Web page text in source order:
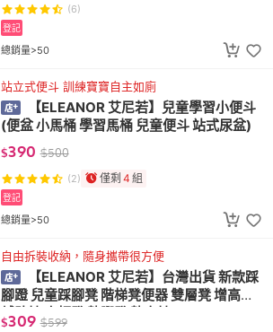
(6)
總銷量>50
登記
站立式便斗 訓練寶寶自主如廁
【ELEANOR 艾尼若】兒童學習小便斗
(便盆 小馬桶 學習馬桶 兒童便斗 站式尿盆)
$390 $500
(2) 僅剩 4 組
總銷量>50
登記
自由拆裝收納，隨身攜帶很方便
【ELEANOR 艾尼若】台灣出貨 新款踩
腳蹬 兒童踩腳凳 階梯凳便器 雙層凳 增高椅
輔助椅 小板凳 墊腳凳 墊高椅
$309 $599